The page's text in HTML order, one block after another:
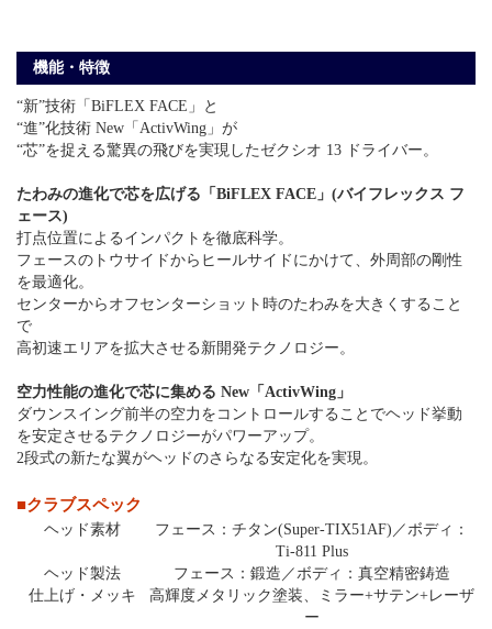
機能・特徴
“新”技術「BiFLEX FACE」と
“進”化技術 New「ActivWing」が
“芯”を捉える驚異の飛びを実現したゼクシオ 13 ドライバー。
たわみの進化で芯を広げる「BiFLEX FACE」(バイフレックス フ
ェース)
打点位置によるインパクトを徹底科学。
フェースのトウサイドからヒールサイドにかけて、外周部の剛性
を最適化。
センターからオフセンターショット時のたわみを大きくすること
で
高初速エリアを拡大させる新開発テクノロジー。
空力性能の進化で芯に集める New「ActivWing」
ダウンスイング前半の空力をコントロールすることでヘッド挙動
を安定させるテクノロジーがパワーアップ。
2段式の新たな翼がヘッドのさらなる安定化を実現。
■クラブスペック
ヘッド素材
フェース：チタン(Super-TIX51AF)／ボディ：
Ti-811 Plus
ヘッド製法
フェース：鍛造／ボディ：真空精密鋳造
仕上げ・メッキ
高輝度メタリック塗装、ミラー+サテン+レーザ
ー